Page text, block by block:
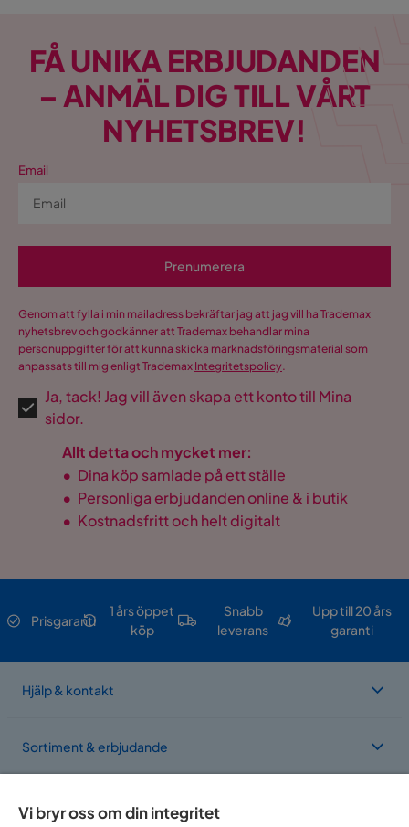
FÅ UNIKA ERBJUDANDEN
– ANMÄL DIG TILL VÅRT
NYHETSBREV!
Email
Prenumerera
Genom att fylla i min mailadress bekräftar jag att jag vill ha Trademax
nyhetsbrev och godkänner att Trademax behandlar mina
personuppgifter för att kunna skicka marknadsföringsmaterial som
anpassats till mig enligt Trademax Integritetspolicy.
Ja, tack! Jag vill även skapa ett konto till Mina
sidor.
Allt detta och mycket mer:
• Dina köp samlade på ett ställe
• Personliga erbjudanden online & i butik
• Kostnadsfritt och helt digitalt
Prisgaranti
1 års öppet
köp
Snabb
leverans
Upp till 20 års
garanti
Hjälp & kontakt
Sortiment & erbjudande
Vi bryr oss om din integritet